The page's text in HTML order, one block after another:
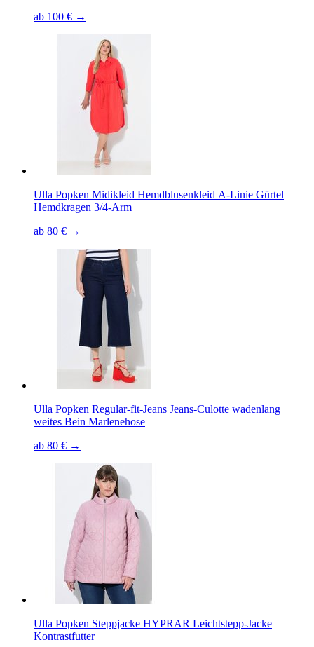
ab 100 € →
Ulla Popken Midikleid Hemdblusenkleid A-Linie Gürtel
Hemdkragen 3/4-Arm
ab 80 € →
Ulla Popken Regular-fit-Jeans Jeans-Culotte wadenlang
weites Bein Marlenehose
ab 80 € →
Ulla Popken Steppjacke HYPRAR Leichtstepp-Jacke
Kontrastfutter